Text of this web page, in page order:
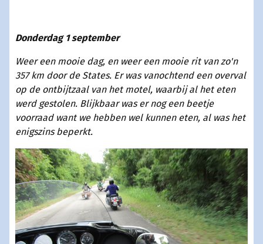
Donderdag 1 september
Weer een mooie dag, en weer een mooie rit van zo'n
357 km door de States. Er was vanochtend een overval
op de ontbijtzaal van het motel, waarbij al het eten
werd gestolen. Blijkbaar was er nog een beetje
voorraad want we hebben wel kunnen eten, al was het
enigszins beperkt.